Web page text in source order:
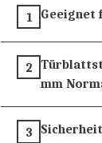
1 Geeignet
2
mm
3